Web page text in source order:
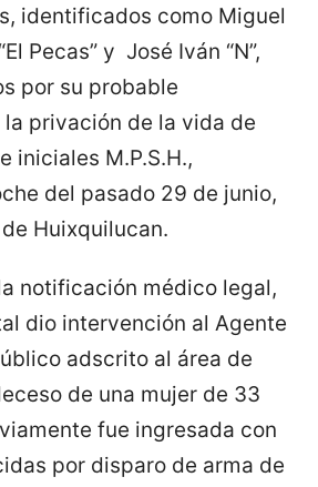
identificados como Miguel
Pecas” y José Iván “N”,
por su probable
privación de la vida de
iniciales M.P.S.H.,
del pasado 29 de junio,
Huixquilucan.
notificación médico legal,
dio intervención al Agente
adscrito al área de
de una mujer de 33
fue ingresada con
por disparo de arma de